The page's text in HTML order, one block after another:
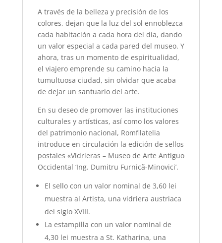
A través de la belleza y precisión de los
colores, dejan que la luz del sol ennoblezca
cada habitación a cada hora del día, dando
un valor especial a cada pared del museo. Y
ahora, tras un momento de espiritualidad,
el viajero emprende su camino hacia la
tumultuosa ciudad, sin olvidar que acaba
de dejar un santuario del arte.
En su deseo de promover las instituciones
culturales y artísticas, así como los valores
del patrimonio nacional, Romfilatelia
introduce en circulación la edición de sellos
postales «Vidrieras – Museo de Arte Antiguo
Occidental ‘Ing. Dumitru Furnicã-Minovici’.
El sello con un valor nominal de 3,60 lei
muestra al Artista, una vidriera austriaca
del siglo XVIII.
La estampilla con un valor nominal de
4,30 lei muestra a St. Katharina, una